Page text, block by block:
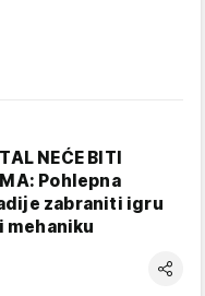
NEĆE BITI
Pohlepna
zabraniti igru
mehaniku